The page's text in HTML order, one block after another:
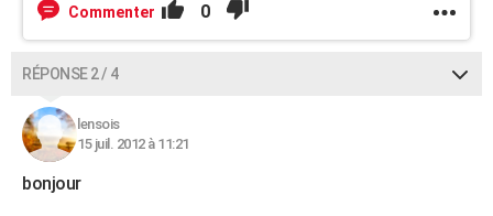
Commenter 0
RÉPONSE 2 / 4
lensois
15 juil. 2012 à 11:21
bonjour